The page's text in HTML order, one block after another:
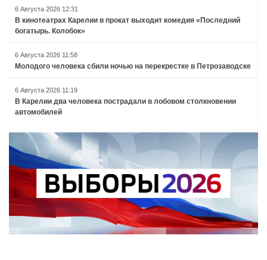
6 Августа 2026 12:31
В кинотеатрах Карелии в прокат выходит комедия «Последний
богатырь. Колобок»
6 Августа 2026 11:58
Молодого человека сбили ночью на перекрестке в Петрозаводске
6 Августа 2026 11:19
В Карелии два человека пострадали в лобовом столкновении
автомобилей